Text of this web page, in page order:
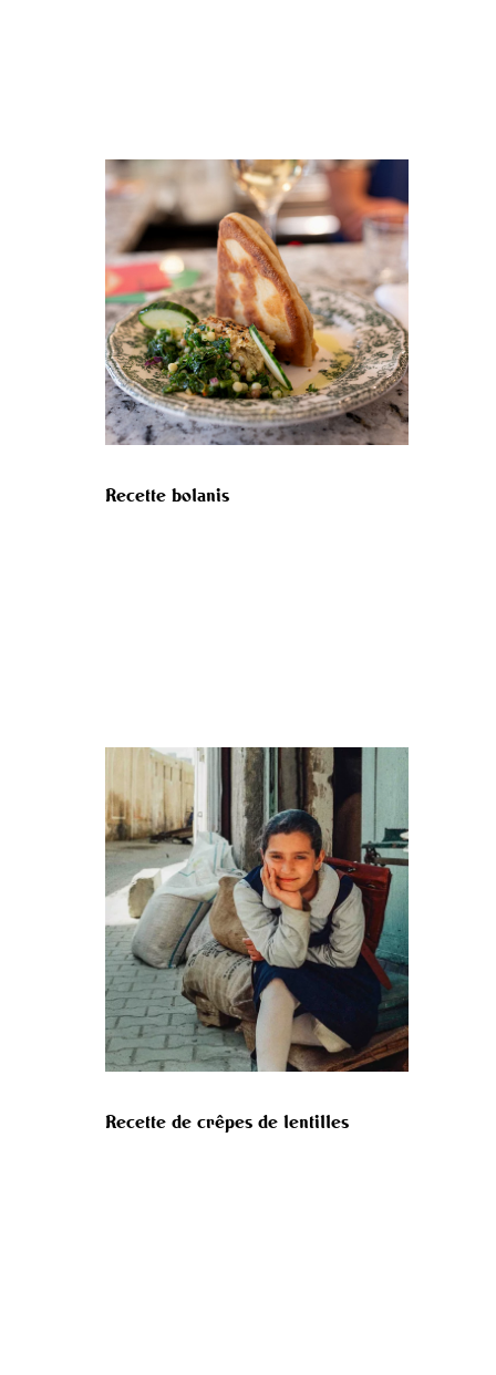
Recette bolanis
Recette de crêpes de lentilles